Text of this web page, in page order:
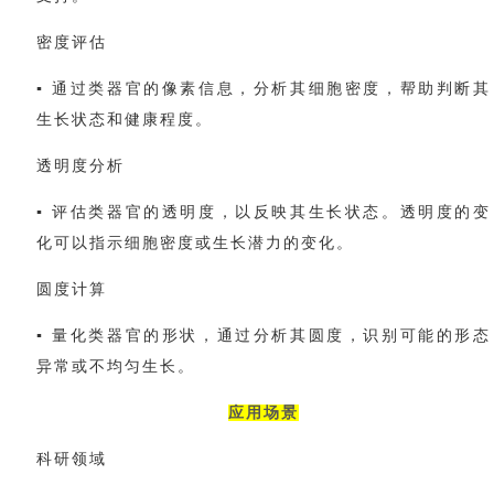
密度评估
▪ 通过类器官的像素信息，分析其细胞密度，帮助判断其
生长状态和健康程度。
透明度分析
▪ 评估类器官的透明度，以反映其生长状态。透明度的变
化可以指示细胞密度或生长潜力的变化。
圆度计算
▪ 量化类器官的形状，通过分析其圆度，识别可能的形态
异常或不均匀生长。
应用场景
科研领域